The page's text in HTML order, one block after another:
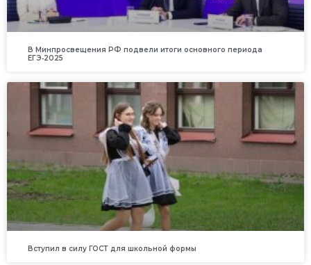
В Минпросвещения РФ подвели итоги основного периода
ЕГЭ‑2025
Вступил в силу ГОСТ для школьной формы